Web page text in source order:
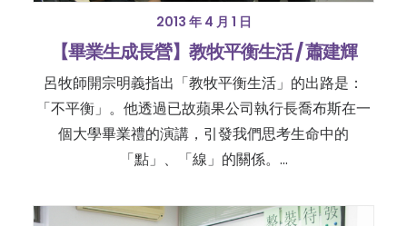
2013 年 4 月 1 日
【畢業生成長營】教牧平衡生活 / 蕭建輝
呂牧師開宗明義指出「教牧平衡生活」的出路是：
「不平衡」。他透過已故蘋果公司執行長喬布斯在一
個大學畢業禮的演講，引發我們思考生命中的
「點」、「線」的關係。…